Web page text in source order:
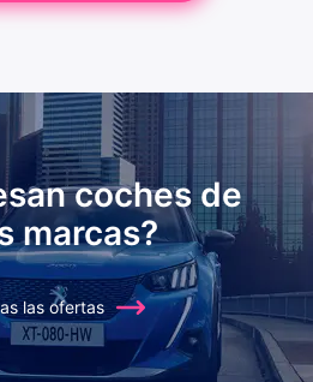
coches de
marcas?
las ofertas